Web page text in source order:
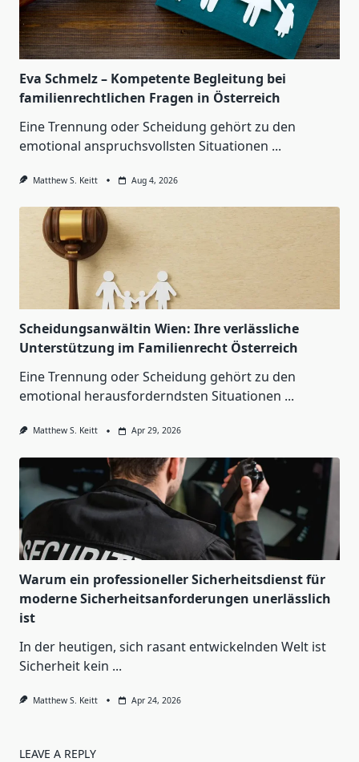
Eva Schmelz – Kompetente Begleitung bei
familienrechtlichen Fragen in Österreich
Eine Trennung oder Scheidung gehört zu den
emotional anspruchsvollsten Situationen ...
Matthew S. Keitt Aug 4, 2026
Scheidungsanwältin Wien: Ihre verlässliche
Unterstützung im Familienrecht Österreich
Eine Trennung oder Scheidung gehört zu den
emotional herausforderndsten Situationen ...
Matthew S. Keitt Apr 29, 2026
Warum ein professioneller Sicherheitsdienst für
moderne Sicherheitsanforderungen unerlässlich
ist
In der heutigen, sich rasant entwickelnden Welt ist
Sicherheit kein ...
Matthew S. Keitt Apr 24, 2026
LEAVE A REPLY